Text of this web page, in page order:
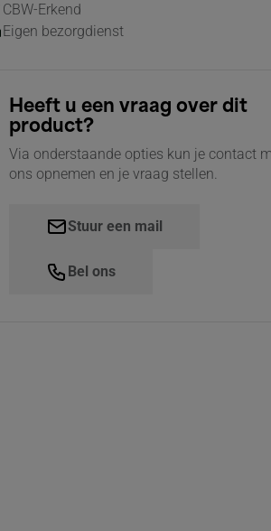
CBW-Erkend
Eigen bezorgdienst
Heeft u een vraag over dit
product?
Via onderstaande opties kun je contact
ons opnemen en je vraag stellen.
Stuur een mail
Bel ons